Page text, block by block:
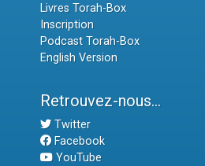
Livres Torah-Box
Inscription
Podcast Torah-Box
English Version
Retrouvez-nous...
Twitter
Facebook
YouTube